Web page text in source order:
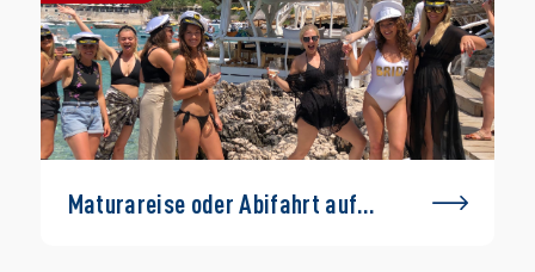
Maturareise oder Abifahrt auf